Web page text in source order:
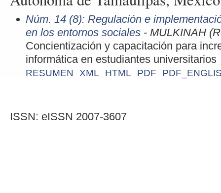
Núm. 14 (8): Regulación e
en los entornos sociales - MULKINAH
Concientización y capacitación para
informática en estudiantes universitarios
RESUMEN XML HTML PDF
ISSN: eISSN 2007-3607